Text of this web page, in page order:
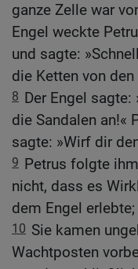
ganze Zelle war
Engel weckte
und sagte:
die Ketten von den
8 Der Engel sagte:
die Sandalen an!«
sagte: »Wirf dir
9 Petrus folgte
nicht, dass es
dem Engel
10 Sie kamen
Wachtposten